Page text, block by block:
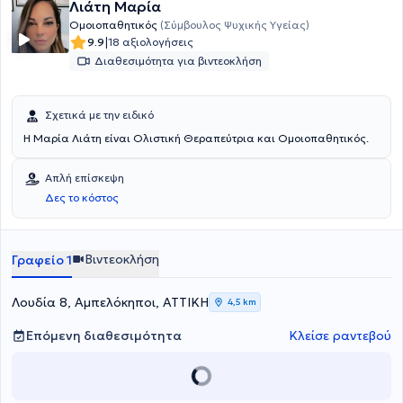
Ψυχικού, με άνετο parking, 7-10 λεπτά περπάτημα από το Μετρό
"Εθνική Άμυνα". "Dear traditional medicine, you cannot substitute a
pill for poor lifestyles, altered mindsets, polluted environment, and
toxic relationships". S.B.
Λιάτη Μαρία
Ομοιοπαθητικός (Σύμβουλος Ψυχικής Υγείας)
9.9|18 αξιολογήσεις
Διαθεσιμότητα για βιντεοκλήση
Σχετικά με την ειδικό
Η Μαρία Λιάτη είναι Ολιστική Θεραπεύτρια και Ομοιοπαθητικός.
Απλή επίσκεψη
Δες το κόστος
Γραφείο 1 Βιντεοκλήση
Λουδία 8, Αμπελόκηποι, ΑΤΤΙΚΗ 4,5 km
Επόμενη διαθεσιμότητα Κλείσε ραντεβού